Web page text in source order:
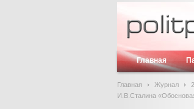
Главная
Главная Журнал
И.В.Сталина